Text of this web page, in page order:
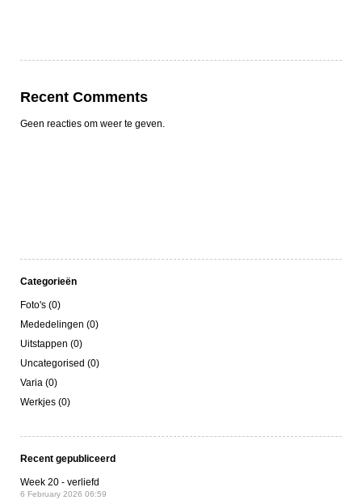
Recent Comments
Geen reacties om weer te geven.
Categorieën
Foto's (0)
Mededelingen (0)
Uitstappen (0)
Uncategorised (0)
Varia (0)
Werkjes (0)
Recent gepubliceerd
Week 20 - verliefd
6 February 2026 06:59